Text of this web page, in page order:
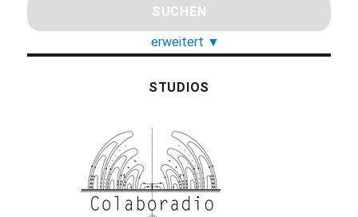
erweitert ▼
STUDIOS